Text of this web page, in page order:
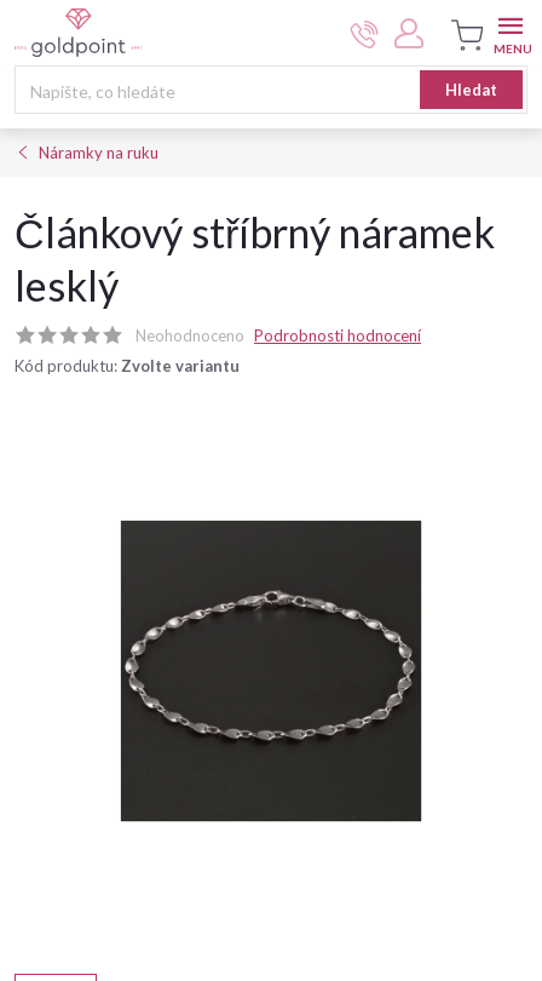
na
Hledat
Nákupní
košík
Náramky na ruku
Článkový stříbrný náramek
lesklý
Neohodnoceno Podrobnosti hodnocení
Kód produktu: Zvolte variantu